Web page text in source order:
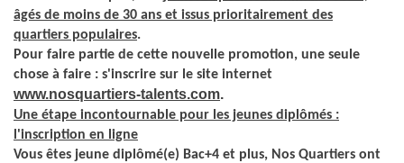
âgés de moins de 30 ans et issus prioritairement des
quartiers populaires.
Pour faire partie de cette nouvelle promotion, une seule
chose à faire : s'inscrire sur le site internet
www.nosquartiers-talents.com.
Une étape incontournable pour les jeunes diplômés :
l'inscription en ligne
Vous êtes jeune diplômé(e) Bac+4 et plus, Nos Quartiers ont